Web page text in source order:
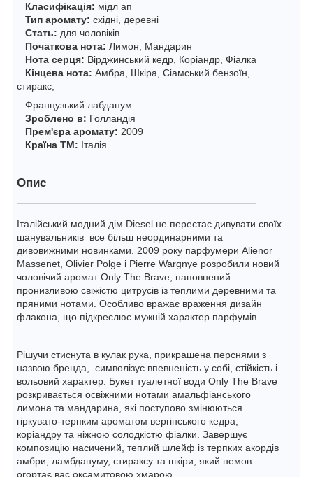
Класифікація: мідл ап
Тип аромату: східні, деревні
Стать: для чоловіків
Початкова нота: Лимон, Мандарин
Нота серця: Вірджинський кедр, Коріандр, Фіалка
Кінцева нота: Амбра, Шкіра, Сіамський бензоїн,
стиракс,
Французький лабданум
Зроблено в: Голландія
Прем'єра аромату: 2009
Країна ТМ: Італія
Опис
Італійський модний дім Diesel не перестає дивувати своїх
шанувальників все більш неординарними та
дивовижними новинками. 2009 року парфумери Alienor
Massenet, Olivier Polge і Pierre Wargnye розробили новий
чоловічий аромат Only The Brave, наповнений
пронизливою свіжістю цитрусів із теплими деревними та
пряними нотами. Особливо вражає враження дизайн
флакона, що підкреслює мужній характер парфумів.
Рішучи стиснута в кулак рука, прикрашена перснями з
назвою бренда, символізує впевненість у собі, стійкість і
вольовий характер. Букет туалетної води Only The Brave
розкривається освіжними нотами амальфіанського
лимона та мандарина, які поступово змінюються
гіркувато-терпким ароматом вергінського кедра,
коріандру та ніжною солодкістю фіалки. Завершує
композицію насичений, теплий шлейф із терпких акордів
амбри, ламбдануму, стираксу та шкіри, який немов
огортає вас оксамитовою хмарою.